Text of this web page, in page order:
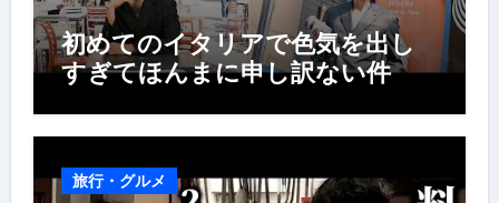
初めてのイタリアで色気を出し
すぎてほんまに申し訳ない件
旅行・グルメ